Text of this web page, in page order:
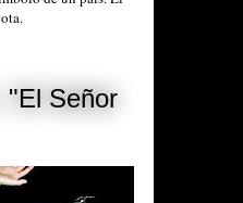
"El Señor